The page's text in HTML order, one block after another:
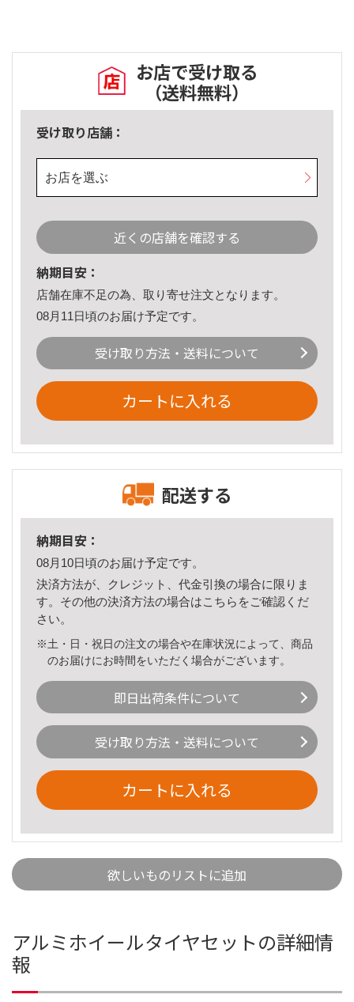
お店で受け取る
（送料無料）
受け取り店舗：
お店を選ぶ
近くの店舗を確認する
納期目安：
店舗在庫不足の為、取り寄せ注文となります。
08月11日頃のお届け予定です。
受け取り方法・送料について
カートに入れる
配送する
納期目安：
08月10日頃のお届け予定です。
決済方法が、クレジット、代金引換の場合に限りま
す。その他の決済方法の場合はこちら をご確認くだ
さい。
※土・日・祝日の注文の場合や在庫状況によって、商品
のお届けにお時間をいただく場合がございます。
即日出荷条件について
受け取り方法・送料について
カートに入れる
欲しいものリストに追加
アルミホイールタイヤセットの詳細情
報